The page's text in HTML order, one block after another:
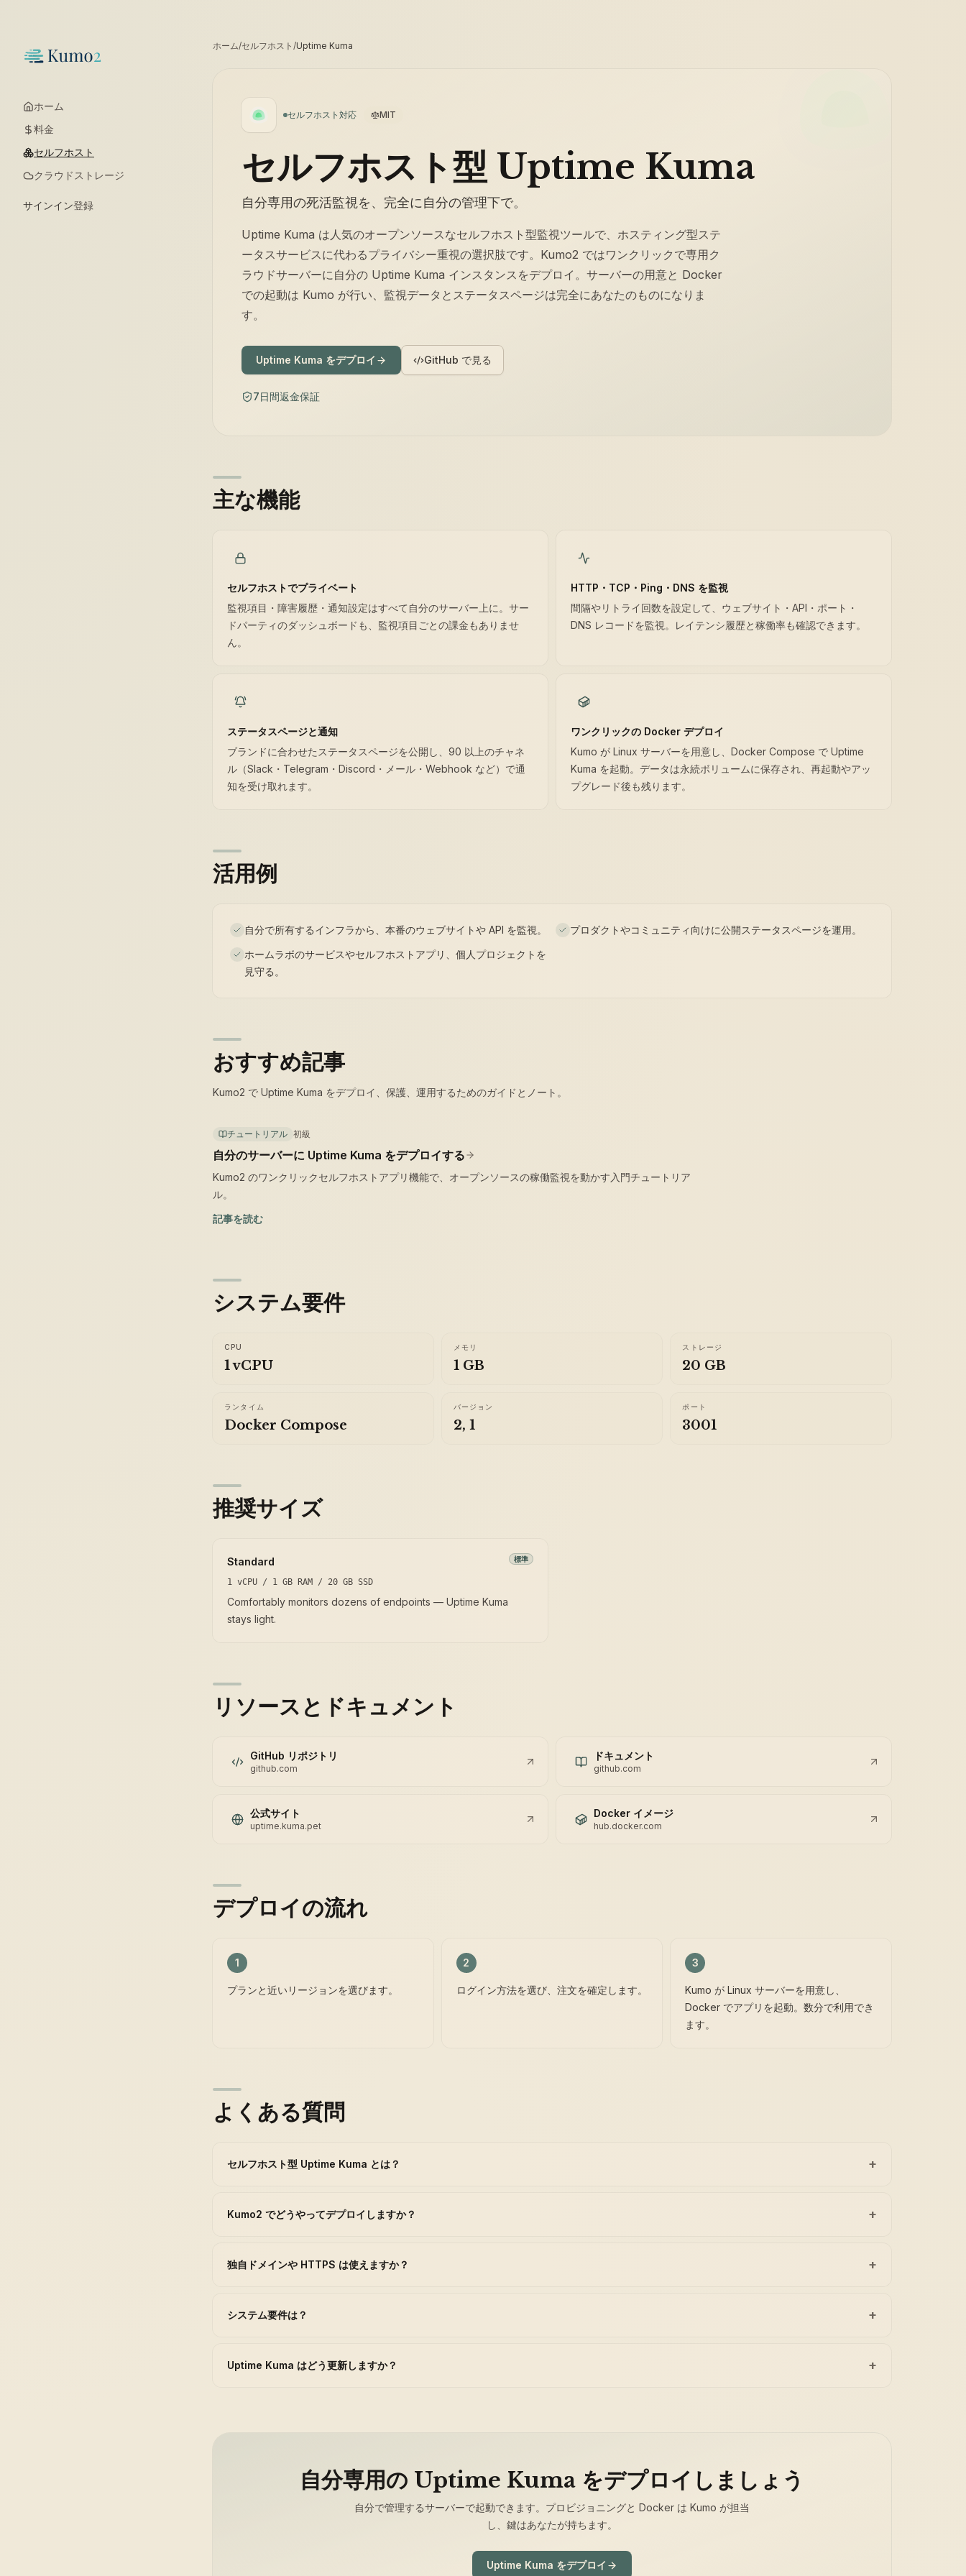
ホーム
料金
セルフホスト
クラウドストレージ
サインイン登録
ホーム/セルフホスト /Uptime Kuma
セルフホスト対応 MIT
セルフホスト型 Uptime Kuma
自分専用の死活監視を、完全に自分の管理下で。
Uptime Kuma は人気のオープンソースなセルフホスト型監視ツールで、ホスティング型ステ
ータスサービスに代わるプライバシー重視の選択肢です。Kumo2 ではワンクリックで専用ク
ラウドサーバーに自分の Uptime Kuma インスタンスをデプロイ。サーバーの用意と Docker
での起動は Kumo が行い、監視データとステータスページは完全にあなたのものになりま
す。
Uptime Kuma をデプロイ GitHub で見る
7日間返金保証
主な機能
セルフホストでプライベート
監視項目・障害履歴・通知設定はすべて自分のサーバー上に。サー
ドパーティのダッシュボードも、監視項目ごとの課金もありませ
ん。
HTTP・TCP・Ping・DNS を監視
間隔やリトライ回数を設定して、ウェブサイト・API・ポート・
DNS レコードを監視。レイテンシ履歴と稼働率も確認できます。
ステータスページと通知
ブランドに合わせたステータスページを公開し、90 以上のチャネ
ル（Slack・Telegram・Discord・メール・Webhook など）で通
知を受け取れます。
ワンクリックの Docker デプロイ
Kumo が Linux サーバーを用意し、Docker Compose で Uptime
Kuma を起動。データは永続ボリュームに保存され、再起動やアッ
プグレード後も残ります。
活用例
自分で所有するインフラから、本番のウェブサイトや API を監視。
プロダクトやコミュニティ向けに公開ステータスページを運用。
ホームラボのサービスやセルフホストアプリ、個人プロジェクトを
見守る。
おすすめ記事
Kumo2 で Uptime Kuma をデプロイ、保護、運用するためのガイドとノート。
チュートリアル 初級
自分のサーバーに Uptime Kuma をデプロイする
Kumo2 のワンクリックセルフホストアプリ機能で、オープンソースの稼働監視を動かす入門チュートリア
ル。
記事を読む
システム要件
CPU
1 vCPU
メモリ
1 GB
ストレージ
20 GB
ランタイム
Docker Compose
バージョン
2, 1
ポート
3001
推奨サイズ
Standard 標準
1 vCPU / 1 GB RAM / 20 GB SSD
Comfortably monitors dozens of endpoints — Uptime Kuma
stays light.
リソースとドキュメント
GitHub リポジトリ
github.com
ドキュメント
github.com
公式サイト
uptime.kuma.pet
Docker イメージ
hub.docker.com
デプロイの流れ
1
プランと近いリージョンを選びます。
2
ログイン方法を選び、注文を確定します。
3
Kumo が Linux サーバーを用意し、
Docker でアプリを起動。数分で利用でき
ます。
よくある質問
セルフホスト型 Uptime Kuma とは？ +
Kumo2 でどうやってデプロイしますか？ +
独自ドメインや HTTPS は使えますか？ +
システム要件は？ +
Uptime Kuma はどう更新しますか？ +
自分専用の Uptime Kuma をデプロイしましょう
自分で管理するサーバーで起動できます。プロビジョニングと Docker は Kumo が担当
し、鍵はあなたが持ちます。
Uptime Kuma をデプロイ